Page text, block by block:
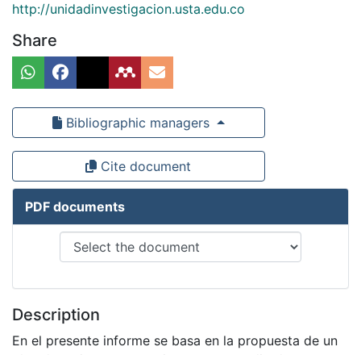
http://unidadinvestigacion.usta.edu.co
Share
Bibliographic managers
Cite document
PDF documents
Description
En el presente informe se basa en la propuesta de un